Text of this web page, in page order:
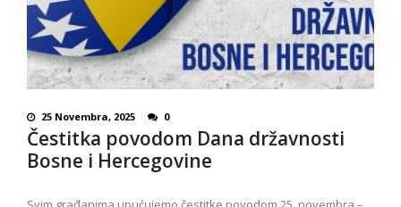
25 Novembra, 2025 0
Čestitka povodom Dana državnosti
Bosne i Hercegovine